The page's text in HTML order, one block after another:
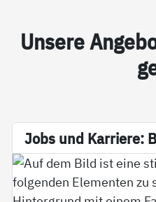
Un­se­re
Jobs und Kar­rie­re: